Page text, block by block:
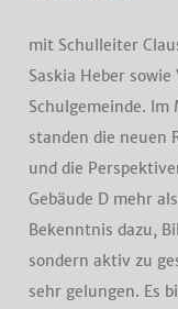
mit Schulleiter
Saskia Heber
Schulgemeinde.
standen die neuen
und die
Gebäude D mehr
Bekenntnis dazu,
sondern aktiv zu
sehr gelungen. Es